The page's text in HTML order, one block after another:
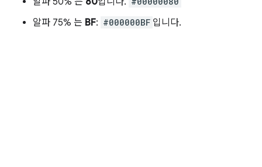
알파 75% 는 BF: #000000BF 입니다.